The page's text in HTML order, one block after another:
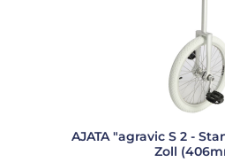
AJATA "agravic S 2 -
Zoll